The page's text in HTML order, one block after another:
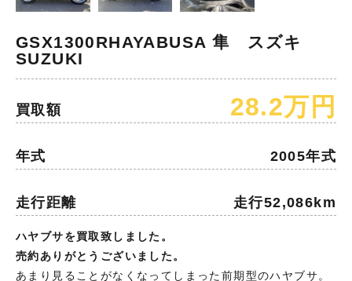
GSX1300RHAYABUSA 隼 スズキ
SUZUKI
買取額 28.2万円
年式 2005年式
走行距離 走行52,086km
ハヤブサを買取致しました。
売約ありがとうございました。
あまり見ることがなくなってしまった前期型のハヤブサ。